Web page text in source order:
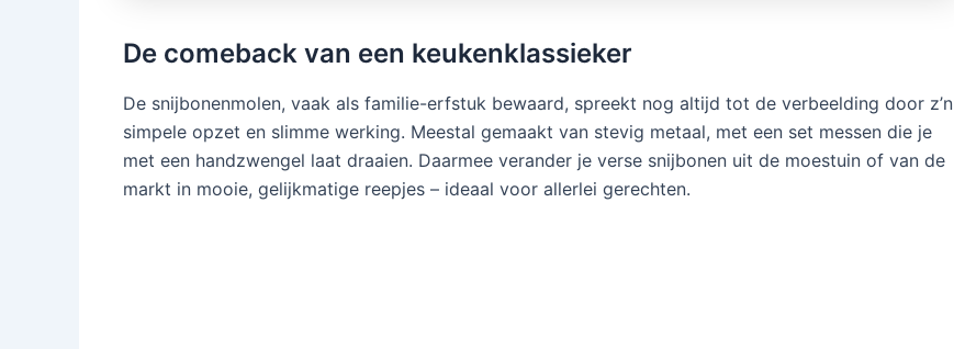
De comeback van een keukenklassieker
De snijbonenmolen, vaak als familie-erfstuk bewaard, spreekt nog altijd tot de verbeelding door z’n
simpele opzet en slimme werking. Meestal gemaakt van stevig metaal, met een set messen die je
met een handzwengel laat draaien. Daarmee verander je verse snijbonen uit de moestuin of van de
markt in mooie, gelijkmatige reepjes – ideaal voor allerlei gerechten.